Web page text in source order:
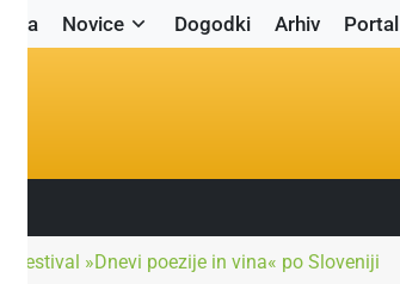
Novice Dogodki Arhiv Portal
festival »Dnevi poezije in vina« po Sloveniji